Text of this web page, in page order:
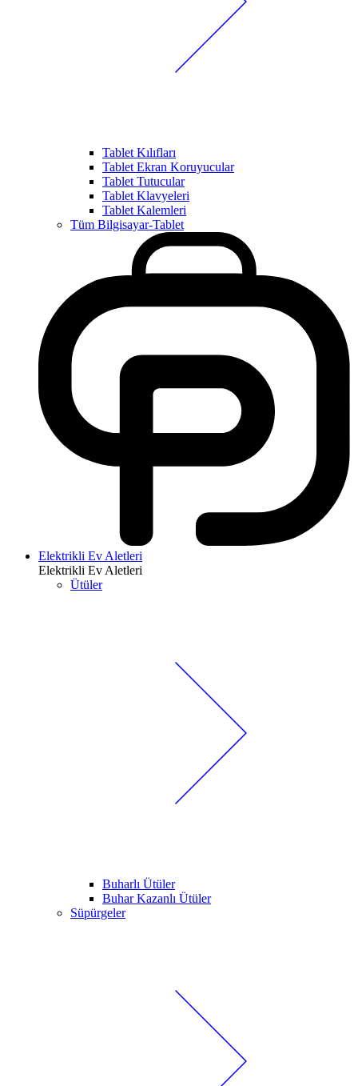
Tablet Kılıfları
Tablet Ekran Koruyucular
Tablet Tutucular
Tablet Klavyeleri
Tablet Kalemleri
Tüm Bilgisayar-Tablet
Elektrikli Ev Aletleri
Elektrikli Ev Aletleri
Ütüler
Buharlı Ütüler
Buhar Kazanlı Ütüler
Süpürgeler